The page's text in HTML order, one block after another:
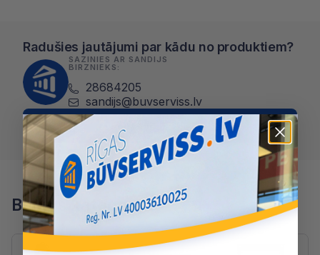
Radušies jautājumi par kādu no produktiem?
SAZINIES AR SANDIJS
BIRZNIEKS:
28684205
sandijs@buvserviss.lv
Zvanīt Sandijs Birznieks
Blakus kategorijas